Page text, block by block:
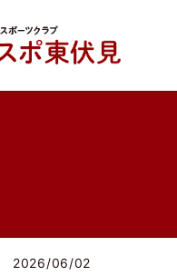
2026/06/02